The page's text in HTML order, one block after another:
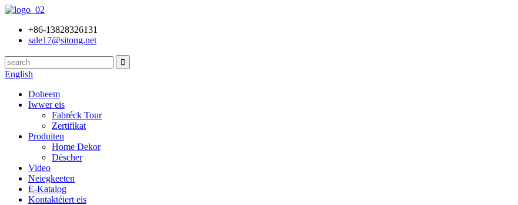
+86-13828326131
sale17@sitong.net
English
Doheem
Iwwer eis
Fabréck Tour
Zertifikat
Produiten
Home Dekor
Dëscher
Video
Neiegkeeten
E-Katalog
Kontaktéiert eis